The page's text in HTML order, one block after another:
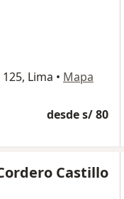
Lima • Mapa
desde s/ 80
Castillo